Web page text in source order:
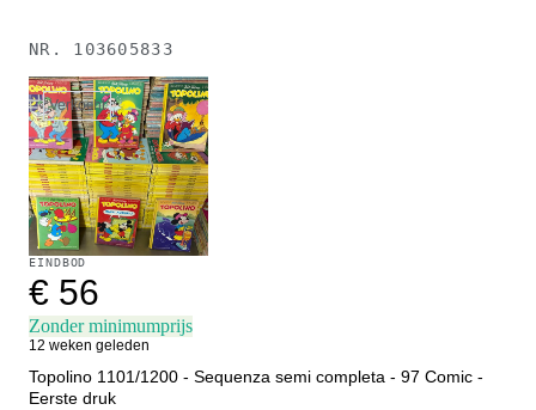
NR. 103605833
Verkocht
EINDBOD
€ 56
Zonder minimumprijs
12 weken geleden
Topolino 1101/1200 - Sequenza semi completa - 97 Comic -
Eerste druk